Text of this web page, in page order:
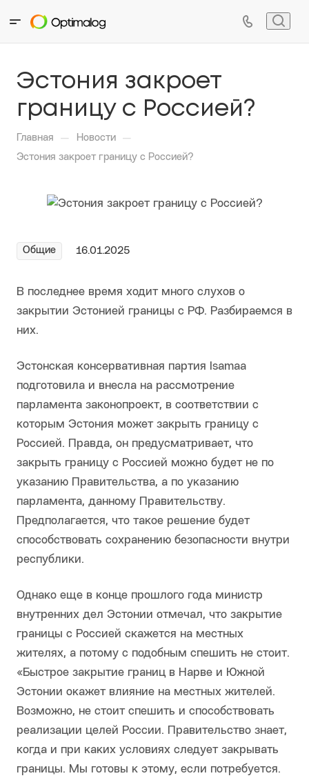
Эстония закроет
границу с Россией?
Главная — Новости —
Эстония закроет границу с Россией?
Общие 16.01.2025
В последнее время ходит много слухов о
закрытии Эстонией границы с РФ. Разбираемся в
них.
Эстонская консервативная партия Isamaa
подготовила и внесла на рассмотрение
парламента законопроект, в соответствии с
которым Эстония может закрыть границу с
Россией. Правда, он предусматривает, что
закрыть границу с Россией можно будет не по
указанию Правительства, а по указанию
парламента, данному Правительству.
Предполагается, что такое решение будет
способствовать сохранению безопасности внутри
республики.
Однако еще в конце прошлого года министр
внутренних дел Эстонии отмечал, что закрытие
границы с Россией скажется на местных
жителях, а потому с подобным спешить не стоит.
«Быстрое закрытие границ в Нарве и Южной
Эстонии окажет влияние на местных жителей.
Возможно, не стоит спешить и способствовать
реализации целей России. Правительство знает,
когда и при каких условиях следует закрывать
границы. Мы готовы к этому, если потребуется.